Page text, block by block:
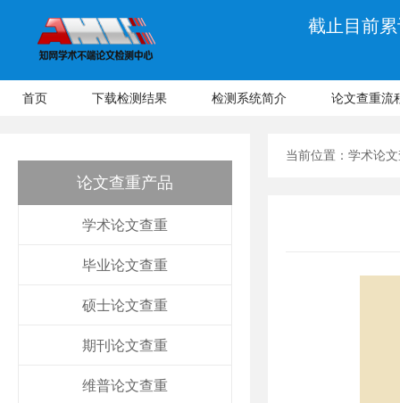
截止目前
首页 下载检测结果 检测系统简介 论文查重流
论文查重产品
学术论文查重
毕业论文查重
硕士论文查重
期刊论文查重
维普论文查重
当前位置： 学术论